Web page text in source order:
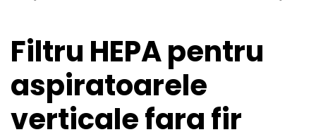
Filtru HEPA pentru
aspiratoarele
verticale fara fir